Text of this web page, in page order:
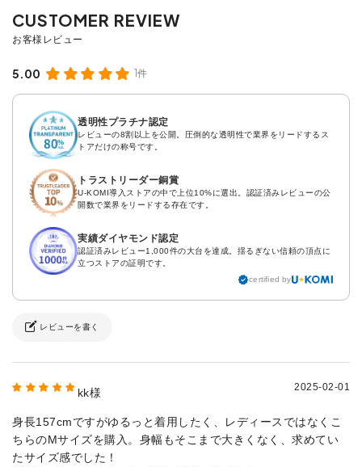
5.00 1件
透明性プラチナ認定
レビューの8割以上を公開。圧倒的な透明性で業界をリードするス
トアだけの称号です。
トラストリーダー銅賞
U-KOMI導入ストアの中で上位10%に選出。認証済みレビューの公
開数で業界をリードする存在です。
実績ダイヤモンド認定
認証済みレビュー1,000件の大台を達成。揺るぎない信頼の頂点に
立つストアの証明です。
certified by
レビューを書く
kk様 2025-02-01
身長157cmですがゆるっと着用したく、レディースではなくこ
ちらのMサイズを購入。身幅もそこまで大きくなく、求めてい
たサイズ感でした！